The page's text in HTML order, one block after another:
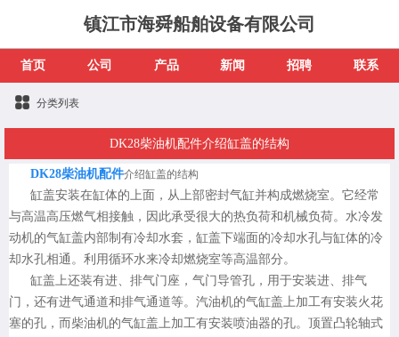
镇江市海舜船舶设备有限公司
首页 公司 产品 新闻 招聘 联系
分类列表
DK28柴油机配件介绍缸盖的结构
DK28柴油机配件介绍缸盖的结构
缸盖安装在缸体的上面，从上部密封气缸并构成燃烧室。它经常
与高温高压燃气相接触，因此承受很大的热负荷和机械负荷。水冷发
动机的气缸盖内部制有冷却水套，缸盖下端面的冷却水孔与缸体的冷
却水孔相通。利用循环水来冷却燃烧室等高温部分。
缸盖上还装有进、排气门座，气门导管孔，用于安装进、排气
门，还有进气通道和排气通道等。汽油机的气缸盖上加工有安装火花
塞的孔，而柴油机的气缸盖上加工有安装喷油器的孔。顶置凸轮轴式